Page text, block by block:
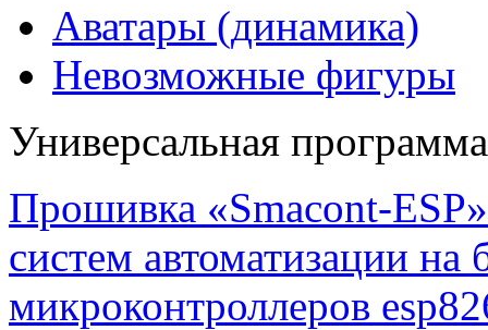
Аватары (динамика)
Невозможные фигуры
Универсальная
Прошивка «Smacont-
систем автоматизации
микроконтроллеров